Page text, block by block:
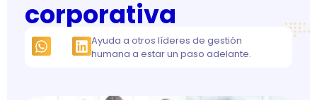
corporativa
Ayuda a otros líderes de gestión
humana a estar un paso adelante.